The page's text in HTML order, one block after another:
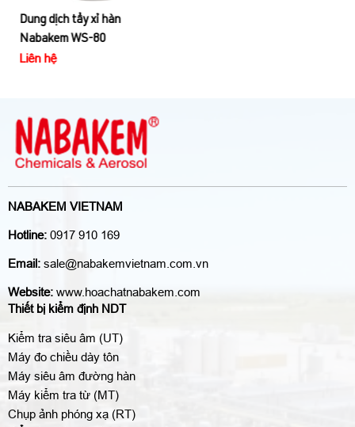
Dung dịch tẩy xỉ hàn
Nabakem WS-80
Liên hệ
NABAKEM VIETNAM
Hotline: 0917 910 169
Email: sale@nabakemvietnam.com.vn
Website: www.hoachatnabakem.com
Thiết bị kiểm định NDT
Kiểm tra siêu âm (UT)
Máy đo chiều dày tôn
Máy siêu âm đường hàn
Máy kiểm tra từ (MT)
Chụp ảnh phóng xạ (RT)